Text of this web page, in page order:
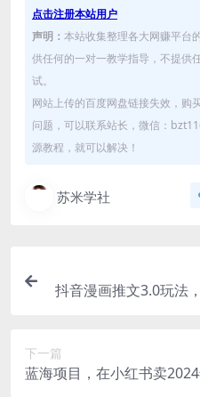
点击注册本站用户
声明： 本站收集整理各大网赚平台
供任何的一对一教学指导，不提供
试。
网站上传的百度网盘链接失效，购
问题，可以联系站长，微信：
源教程，就可以解决！
苏米学社
抖音漫画推文3.0玩法
下一篇
蓝海项目，在小红书卖